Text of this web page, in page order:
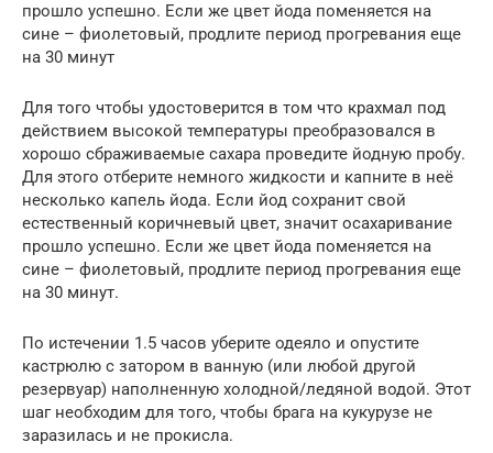
прошло успешно. Если же цвет йода поменяется на
сине – фиолетовый, продлите период прогревания еще
на 30 минут
Для того чтобы удостоверится в том что крахмал под
действием высокой температуры преобразовался в
хорошо сбраживаемые сахара проведите йодную пробу.
Для этого отберите немного жидкости и капните в неё
несколько капель йода. Если йод сохранит свой
естественный коричневый цвет, значит осахаривание
прошло успешно. Если же цвет йода поменяется на
сине – фиолетовый, продлите период прогревания еще
на 30 минут.
По истечении 1.5 часов уберите одеяло и опустите
кастрюлю с затором в ванную (или любой другой
резервуар) наполненную холодной/ледяной водой. Этот
шаг необходим для того, чтобы брага на кукурузе не
заразилась и не прокисла.